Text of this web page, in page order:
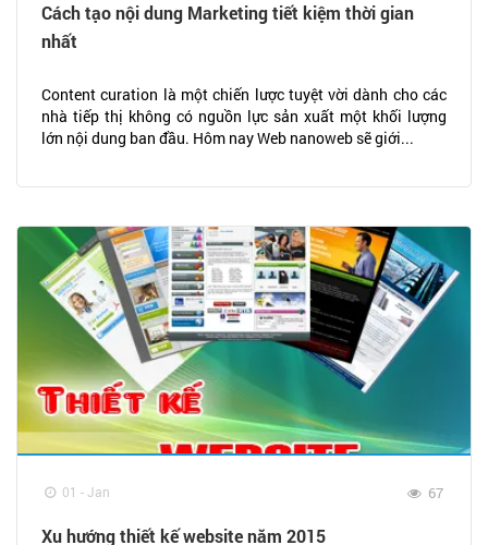
Cách tạo nội dung Marketing tiết kiệm thời gian
nhất
Content curation là một chiến lược tuyệt vời dành cho các
nhà tiếp thị không có nguồn lực sản xuất một khối lượng
lớn nội dung ban đầu. Hôm nay Web nanoweb sẽ giới...
01 - Jan 67
Xu hướng thiết kế website năm 2015